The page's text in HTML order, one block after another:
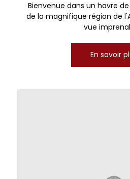
Bienvenue dans un havre
de la magnifique région de
vue
En savoir